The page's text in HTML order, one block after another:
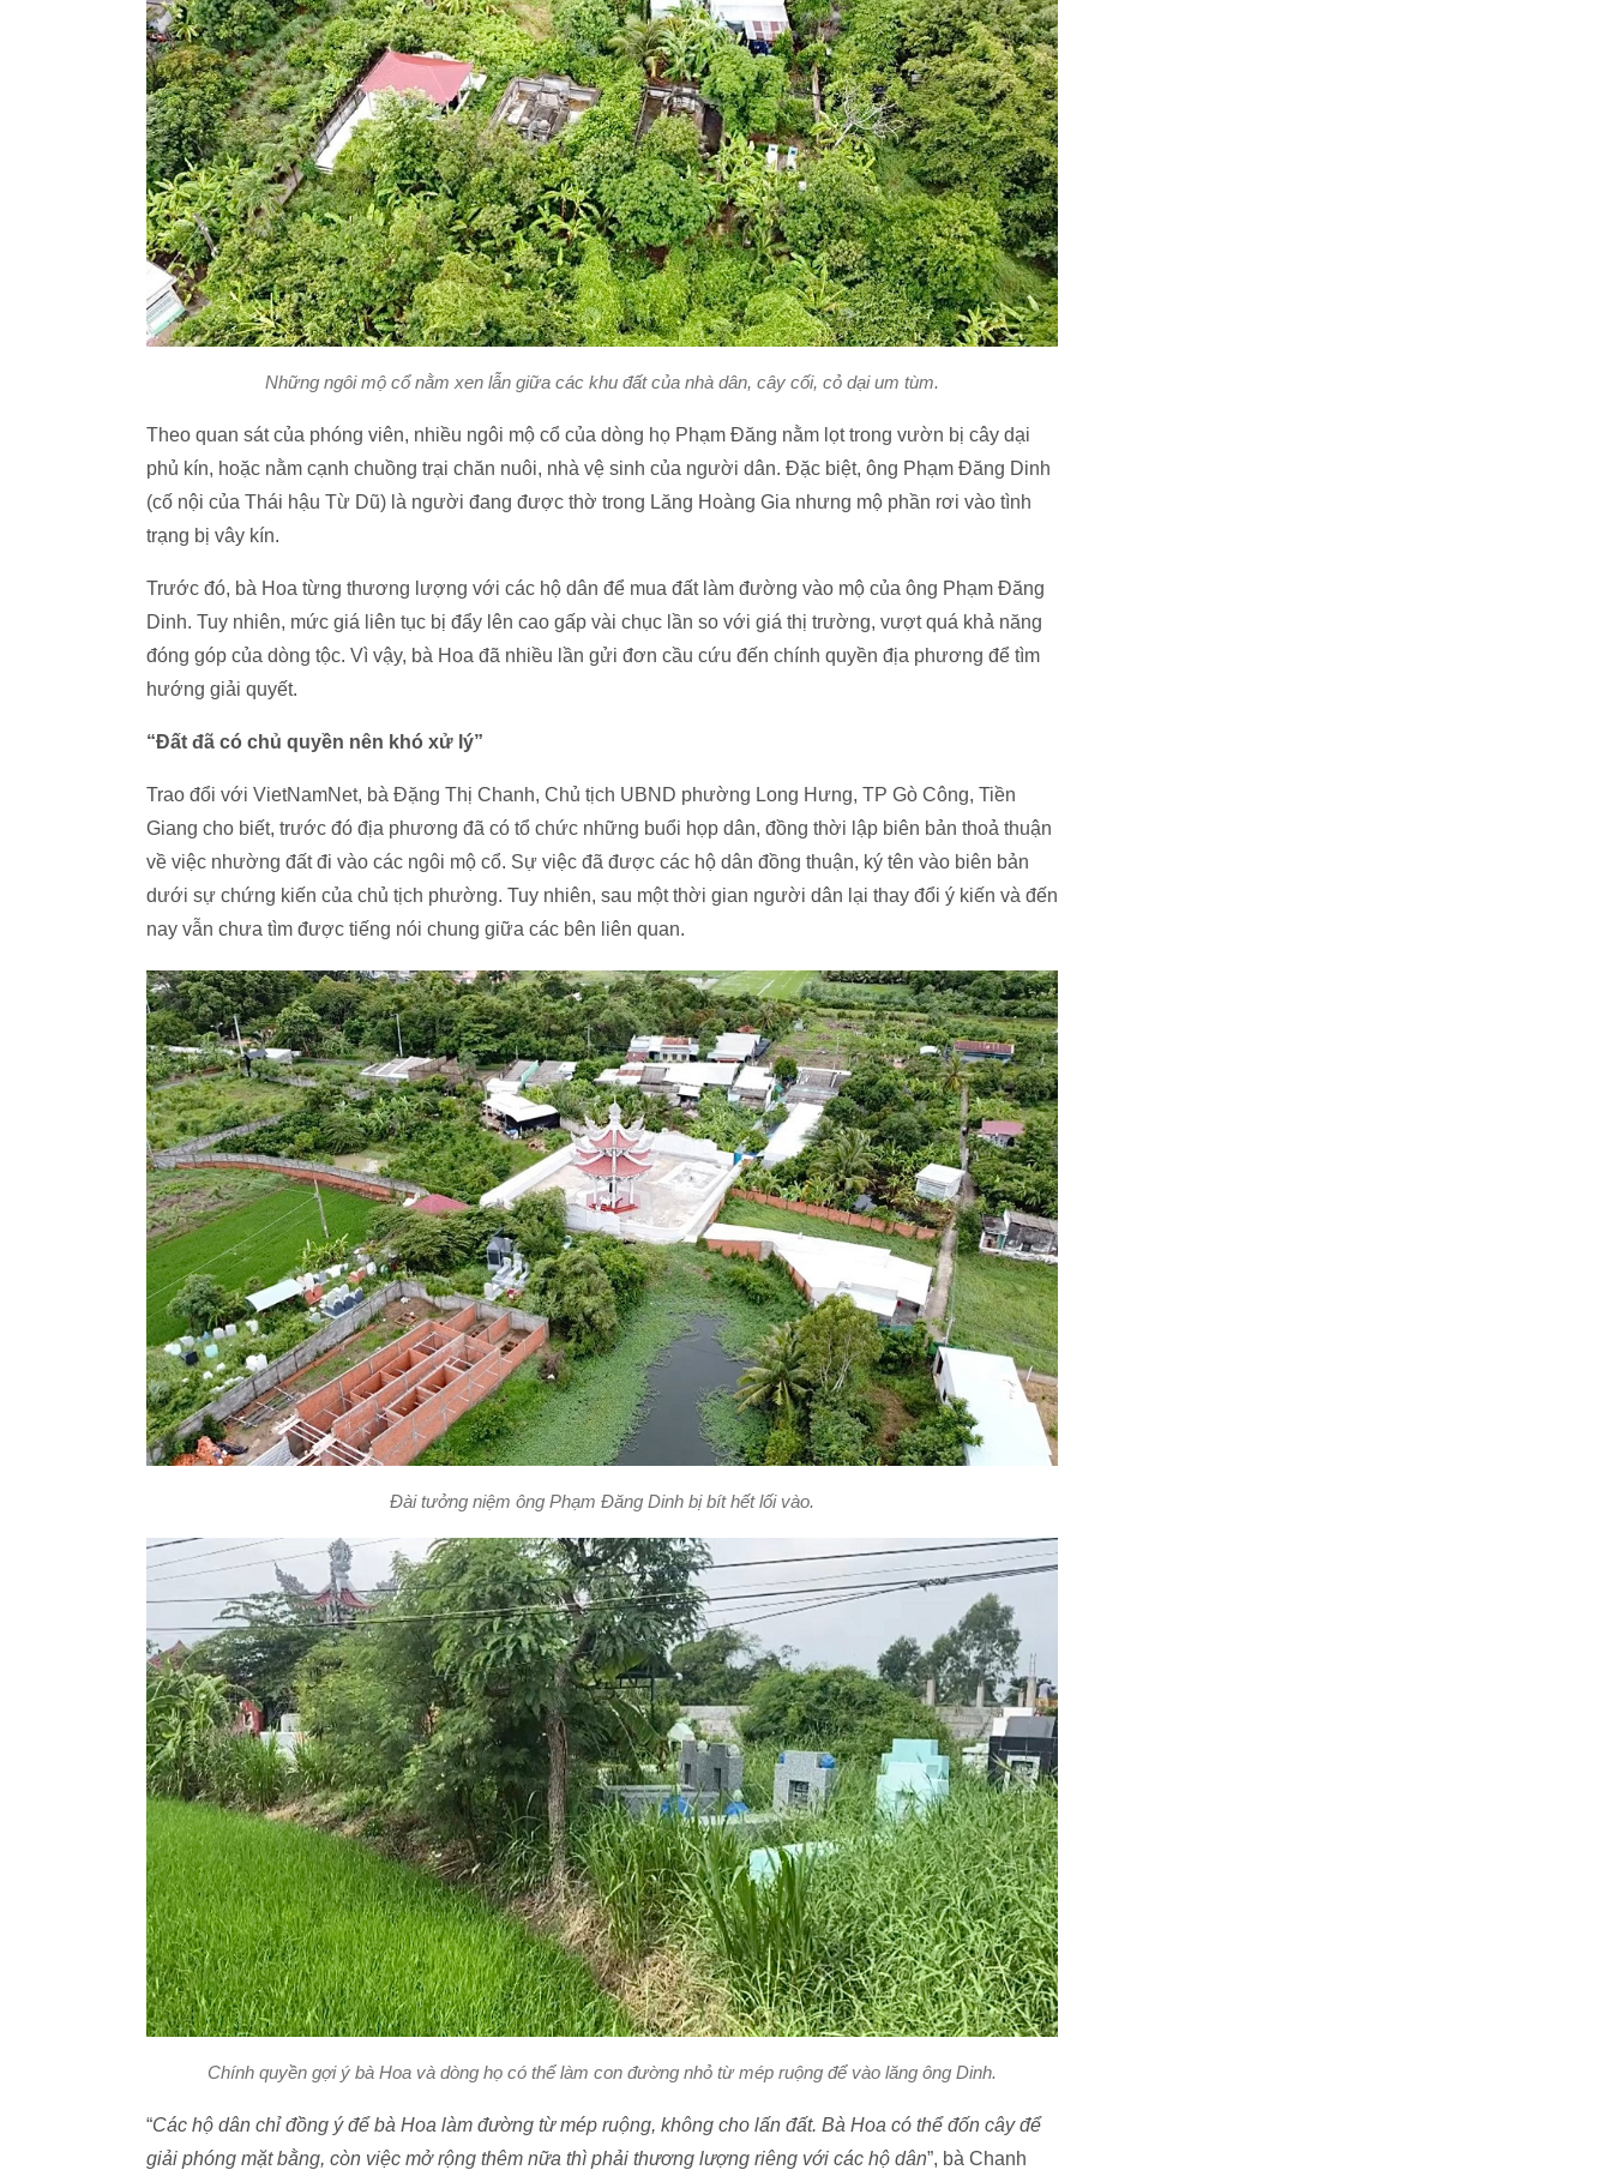
Những ngôi mộ cổ nằm xen lẫn giữa các khu đất của nhà dân, cây cối, cỏ dại um tùm.
Theo quan sát của phóng viên, nhiều ngôi mộ cổ của dòng họ Phạm Đăng nằm lọt trong vườn bị cây dại
phủ kín, hoặc nằm cạnh chuồng trại chăn nuôi, nhà vệ sinh của người dân. Đặc biệt, ông Phạm Đăng Dinh
(cố nội của Thái hậu Từ Dũ) là người đang được thờ trong Lăng Hoàng Gia nhưng mộ phần rơi vào tình
trạng bị vây kín.
Trước đó, bà Hoa từng thương lượng với các hộ dân để mua đất làm đường vào mộ của ông Phạm Đăng
Dinh. Tuy nhiên, mức giá liên tục bị đẩy lên cao gấp vài chục lần so với giá thị trường, vượt quá khả năng
đóng góp của dòng tộc. Vì vậy, bà Hoa đã nhiều lần gửi đơn cầu cứu đến chính quyền địa phương để tìm
hướng giải quyết.
“Đất đã có chủ quyền nên khó xử lý”
Trao đổi với VietNamNet, bà Đặng Thị Chanh, Chủ tịch UBND phường Long Hưng, TP Gò Công, Tiền
Giang cho biết, trước đó địa phương đã có tổ chức những buổi họp dân, đồng thời lập biên bản thoả thuận
về việc nhường đất đi vào các ngôi mộ cổ. Sự việc đã được các hộ dân đồng thuận, ký tên vào biên bản
dưới sự chứng kiến của chủ tịch phường. Tuy nhiên, sau một thời gian người dân lại thay đổi ý kiến và đến
nay vẫn chưa tìm được tiếng nói chung giữa các bên liên quan.
Đài tưởng niệm ông Phạm Đăng Dinh bị bít hết lối vào.
Chính quyền gợi ý bà Hoa và dòng họ có thể làm con đường nhỏ từ mép ruộng để vào lăng ông Dinh.
“Các hộ dân chỉ đồng ý để bà Hoa làm đường từ mép ruộng, không cho lấn đất. Bà Hoa có thể đốn cây để
giải phóng mặt bằng, còn việc mở rộng thêm nữa thì phải thương lượng riêng với các hộ dân”, bà Chanh